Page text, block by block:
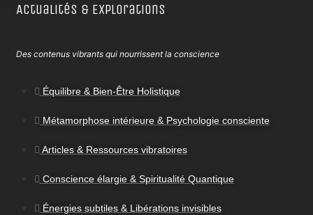
Actualités & Explorations
Des contenus vibrants qui nourrissent la conscience
Équilibre & Bien-Être Holistique
Métamorphose intérieure & Psychologie consciente
Articles & Ressources vibratoires
Conscience élargie & Spiritualité Quantique
Énergies subtiles & Libérations invisibles